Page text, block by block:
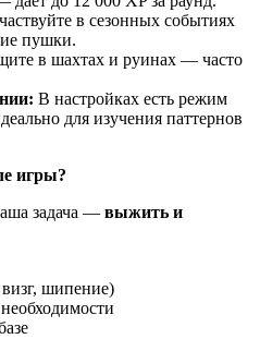
в сезонных событиях
пушки.
в шахтах и руинах — часто
В настройках есть режим
для изучения паттернов
игры?
задача — выжить и
шипение)